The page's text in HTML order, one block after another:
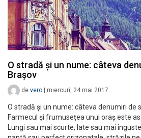
O stradă și un nume: câteva
Brașov
de vero miercuri, 24 mai 2017
O stradă și un nume: câteva denumiri de
Farmecul și frumusețea unui oraș este
Lungi sau mai scurte, late sau mai